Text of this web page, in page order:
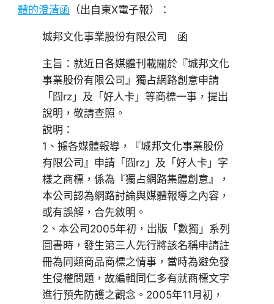
體的澄清函 （出自東X電子報）：
城邦文化事業股份有限公司 函
主旨：就近日各媒體刊載關於『城邦文化
事業股份有限公司』獨占網路創意申請
「囧rz」及「好人卡」等商標一事，提出
說明，敬請查照。
說明：
1、據各媒體報導，『城邦文化事業股份
有限公司』申請「囧rz」及「好人卡」字
樣之商標，係為『獨占網路集體創意』，
本公司認為網路討論與媒體報導之內容，
或有誤解，合先敘明。
2、本公司2005年初，出版「數獨」系列
圖書時，發生第三人先行將該名稱申請註
冊為同類商品商標之情事，當時為避免發
生侵權問題，故編輯同仁多有就商標文字
進行預先防護之觀念。2005年11月初，